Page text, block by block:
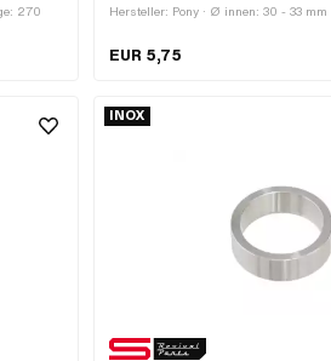
270
Hersteller: Pony · Ø innen: 30 - 33 mm
EUR 5,75
INOX